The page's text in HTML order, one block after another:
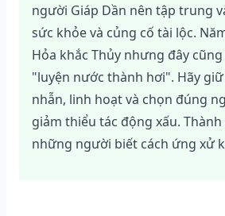
người Giáp Dần nên tập trung
sức khỏe và củng cố tài lộc.
Hỏa khắc Thủy nhưng đây
"luyện nước thành hơi". Hãy
nhẫn, linh hoạt và chọn đúng
giảm thiểu tác động xấu.
những người biết cách ứng xử